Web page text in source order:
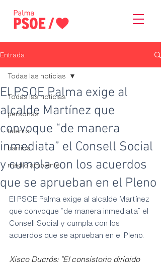
Entrada
Todas las noticias
personas
talento
barrios
medio ambiente
Todas las noticias
El PSOE Palma exige al
alcalde Martínez que
convoque “de manera
inmediata” el Consell Social
y cumpla con los acuerdos
que se aprueban en el Pleno
El PSOE Palma exige al alcalde Martínez
que convoque “de manera inmediata” el
Consell Social y cumpla con los
acuerdos que se aprueban en el Pleno.
Xisco Ducrós: "El consistorio dirigido